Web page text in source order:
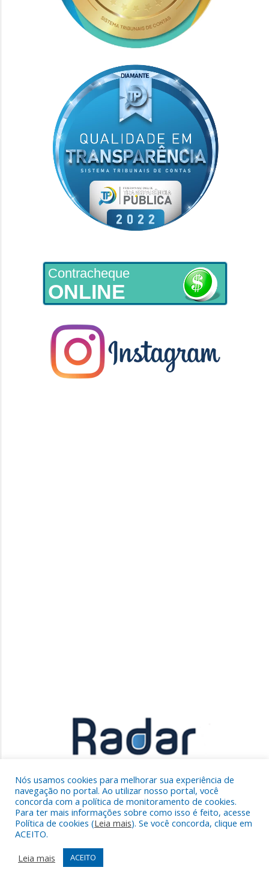
Contracheque
ONLINE
Nós usamos cookies para melhorar sua experiência de
navegação no portal. Ao utilizar nosso portal, você
concorda com a política de monitoramento de cookies.
Para ter mais informações sobre como isso é feito, acesse
Política de cookies (Leia mais). Se você concorda, clique em
ACEITO.
Leia mais
ACEITO